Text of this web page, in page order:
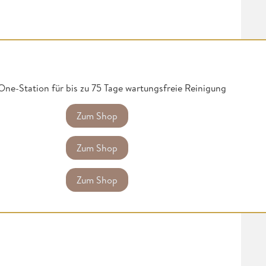
Station für bis zu 75 Tage wartungsfreie Reinigung
Zum Shop
Zum Shop
Zum Shop